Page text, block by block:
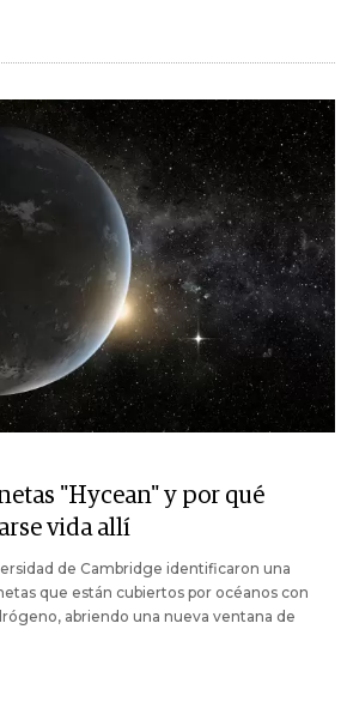
"Hycean" y por qué
vida allí
de Cambridge identificaron una
que están cubiertos por océanos con
abriendo una nueva ventana de